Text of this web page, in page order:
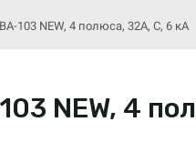
103 NEW, 4 полюса, 32А, С, 6 кА
NEW, 4